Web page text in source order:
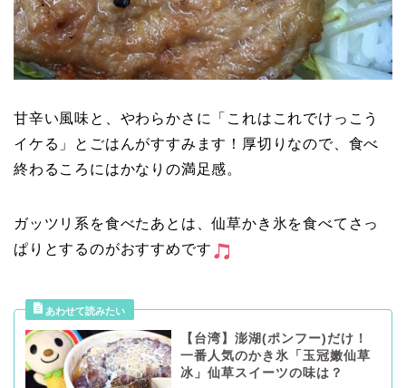
甘辛い風味と、やわらかさに「これはこれでけっこう
イケる」とごはんがすすみます！厚切りなので、食べ
終わるころにはかなりの満足感。
ガッツリ系を食べたあとは、仙草かき氷を食べてさっ
ぱりとするのがおすすめです
【台湾】澎湖(ポンフー)だけ！
一番人気のかき氷「玉冠嫩仙草
冰」仙草スイーツの味は？